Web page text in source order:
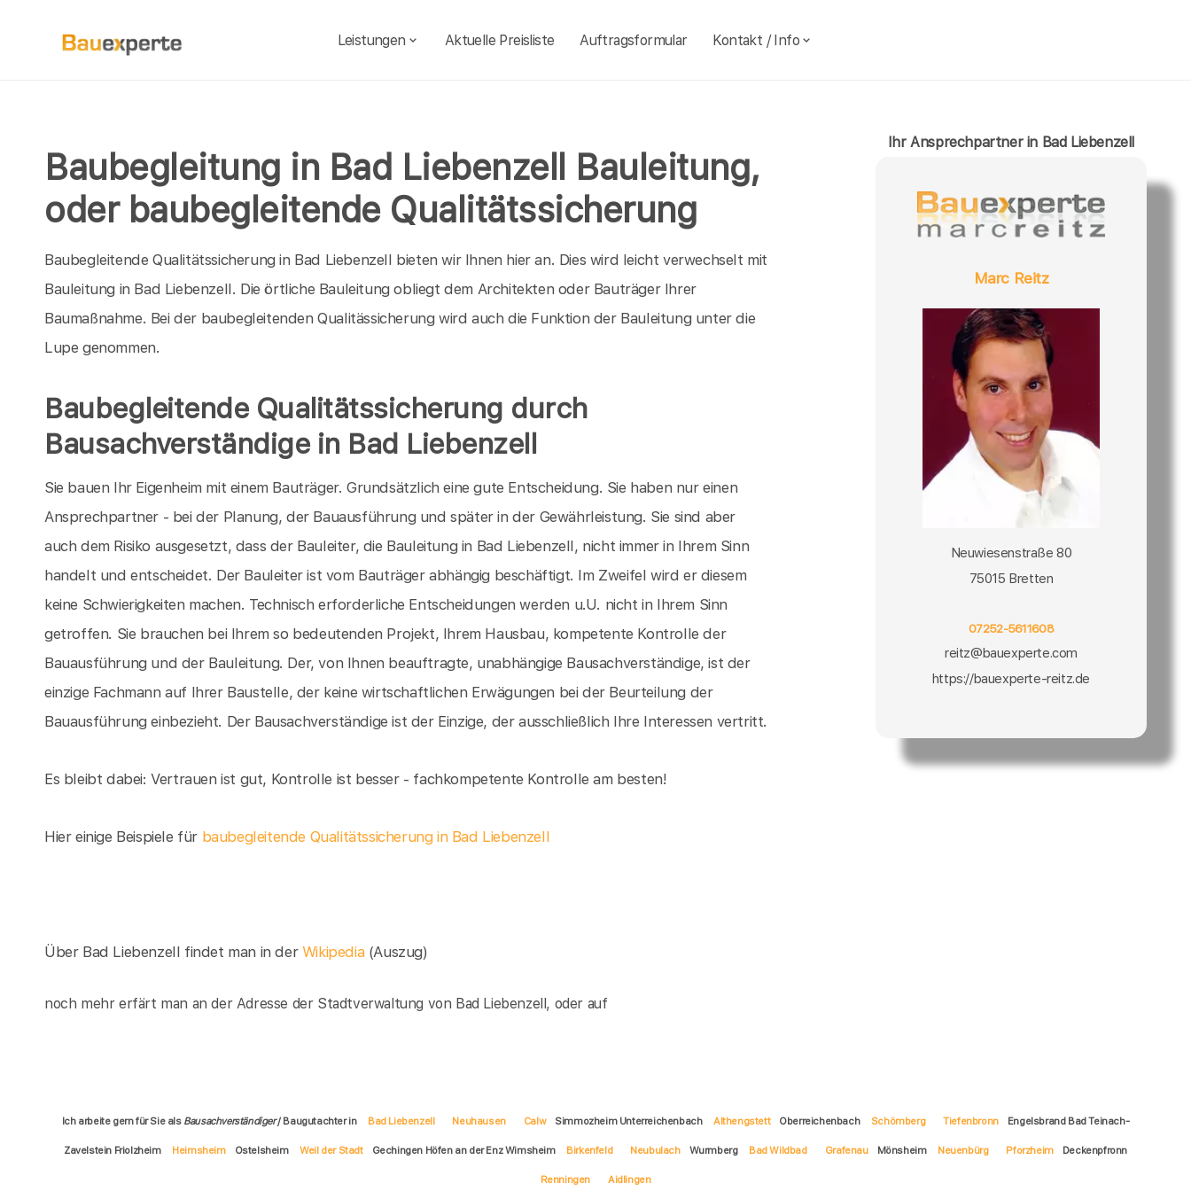
Leistungen Aktuelle Preisliste Auftragsformular Kontakt / Info
Baubegleitung in Bad Liebenzell Bauleitung,
oder baubegleitende Qualitätssicherung
Baubegleitende Qualitätssicherung in Bad Liebenzell bieten wir Ihnen hier an. Dies wird leicht verwechselt mit
Bauleitung in Bad Liebenzell. Die örtliche Bauleitung obliegt dem Architekten oder Bauträger Ihrer
Baumaßnahme. Bei der baubegleitenden Qualitässicherung wird auch die Funktion der Bauleitung unter die
Lupe genommen.
Baubegleitende Qualitätssicherung durch
Bausachverständige in Bad Liebenzell
Sie bauen Ihr Eigenheim mit einem Bauträger. Grundsätzlich eine gute Entscheidung. Sie haben nur einen
Ansprechpartner - bei der Planung, der Bauausführung und später in der Gewährleistung. Sie sind aber
auch dem Risiko ausgesetzt, dass der Bauleiter, die Bauleitung in Bad Liebenzell, nicht immer in Ihrem Sinn
handelt und entscheidet. Der Bauleiter ist vom Bauträger abhängig beschäftigt. Im Zweifel wird er diesem
keine Schwierigkeiten machen. Technisch erforderliche Entscheidungen werden u.U. nicht in Ihrem Sinn
getroffen. Sie brauchen bei Ihrem so bedeutenden Projekt, Ihrem Hausbau, kompetente Kontrolle der
Bauausführung und der Bauleitung. Der, von Ihnen beauftragte, unabhängige Bausachverständige, ist der
einzige Fachmann auf Ihrer Baustelle, der keine wirtschaftlichen Erwägungen bei der Beurteilung der
Bauausführung einbezieht. Der Bausachverständige ist der Einzige, der ausschließlich Ihre Interessen vertritt.
Es bleibt dabei: Vertrauen ist gut, Kontrolle ist besser - fachkompetente Kontrolle am besten!
Hier einige Beispiele für baubegleitende Qualitätssicherung in Bad Liebenzell
Über Bad Liebenzell findet man in der Wikipedia (Auszug)
noch mehr erfärt man an der Adresse der Stadtverwaltung von Bad Liebenzell, oder auf
Ihr Ansprechpartner in Bad Liebenzell
Marc Reitz
Neuwiesenstraße 80
75015 Bretten
07252-5611608
reitz@bauexperte.com
https://bauexperte-reitz.de
Ich arbeite gern für Sie als Bausachverständiger/ Baugutachter in Bad Liebenzell Neuhausen Calw Simmozheim Unterreichenbach Althengstett Oberreichenbach Schömberg Tiefenbronn Engelsbrand Bad Teinach-
Zavelstein Friolzheim Heimsheim Ostelsheim Weil der Stadt Gechingen Höfen an der Enz Wimsheim Birkenfeld Neubulach Wurmberg Bad Wildbad Grafenau Mönsheim Neuenbürg Pforzheim Deckenpfronn
Renningen Aidlingen